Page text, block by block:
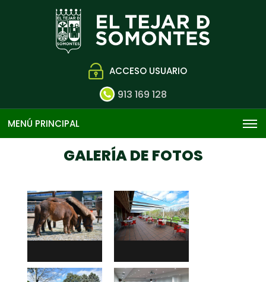
ACCESO USUARIO
913 169 128
MENÚ PRINCIPAL
GALERÍA DE FOTOS